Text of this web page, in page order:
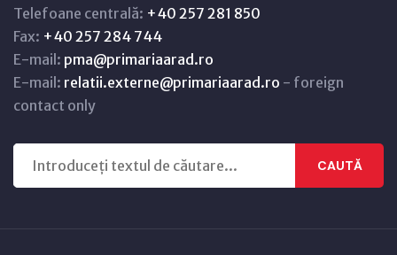
Telefoane centrală: +40 257 281 850
Fax: +40 257 284 744
E-mail: pma@primariaarad.ro
E-mail: relatii.externe@primariaarad.ro - foreign
contact only
CAUTĂ